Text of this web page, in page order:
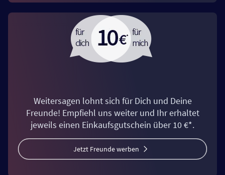
Weitersagen lohnt sich für Dich und Deine
Freunde! Empfiehl uns weiter und Ihr erhaltet
jeweils einen Einkaufsgutschein über 10 €*.
Jetzt Freunde werben